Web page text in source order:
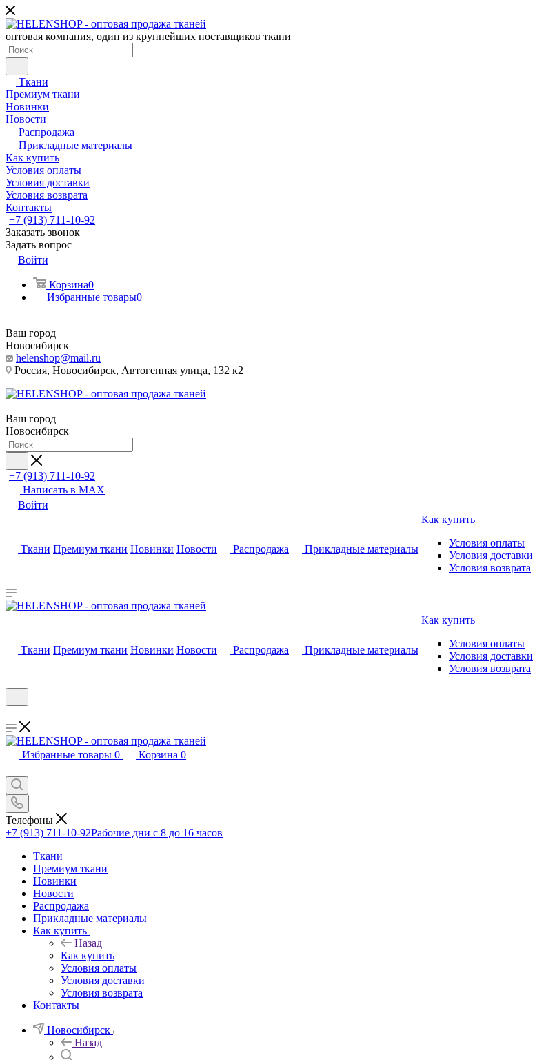
оптовая компания, один из крупнейших поставщиков ткани
Ткани
Премиум ткани
Новинки
Новости
Распродажа
Прикладные материалы
Как купить
Условия оплаты
Условия доставки
Условия возврата
Контакты
+7 (913) 711-10-92
Заказать звонок
Задать вопрос
Войти
Корзина0
Избранные товары0
Ваш город
Новосибирск
helenshop@mail.ru
Россия, Новосибирск, Автогенная улица, 132 к2
Ваш город
Новосибирск
+7 (913) 711-10-92
Написать в MAX
Войти
Ткани Премиум ткани Новинки Новости Распродажа Прикладные материалы
Как купить
Условия оплаты
Условия доставки
Условия возврата
Ткани Премиум ткани Новинки Новости Распродажа Прикладные материалы
Как купить
Условия оплаты
Условия доставки
Условия возврата
Избранные товары 0 Корзина 0
Телефоны
+7 (913) 711-10-92Рабочие дни с 8 до 16 часов
Ткани
Премиум ткани
Новинки
Новости
Распродажа
Прикладные материалы
Как купить
Назад
Как купить
Условия оплаты
Условия доставки
Условия возврата
Контакты
Новосибирск
Назад